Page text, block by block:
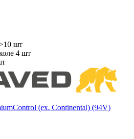
шт
4 шт
(ex. Continental) (94V)